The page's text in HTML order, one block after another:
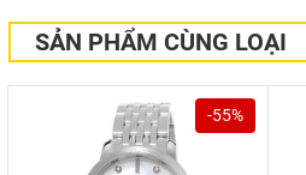
SẢN PHẨM CÙNG LOẠI
-55%